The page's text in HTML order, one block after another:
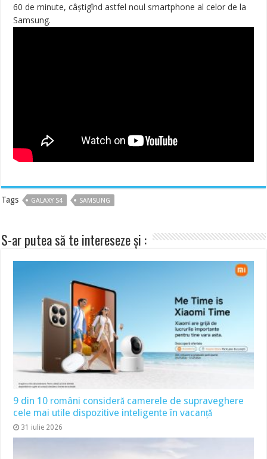
60 de minute, câştigînd astfel noul smartphone al celor de la
Samsung.
Tags GALAXY S4 SAMSUNG
S-ar putea să te intereseze și :
9 din 10 români consideră camerele de supraveghere
cele mai utile dispozitive inteligente în vacanță
31 iulie 2026